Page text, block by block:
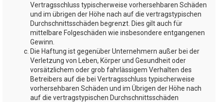
Vertragsschluss typischerweise vorhersehbaren Schäden
und im übrigen der Höhe nach auf die vertragstypischen
Durchschnittsschäden begrenzt. Dies gilt auch für
mittelbare Folgeschäden wie insbesondere entgangenen
Gewinn.
Die Haftung ist gegenüber Unternehmern außer bei der
Verletzung von Leben, Körper und Gesundheit oder
vorsätzlichem oder grob fahrlässigem Verhalten des
Betreibers auf die bei Vertragsschluss typischerweise
vorhersehbaren Schäden und im Übrigen der Höhe nach
auf die vertragstypischen Durchschnittsschäden